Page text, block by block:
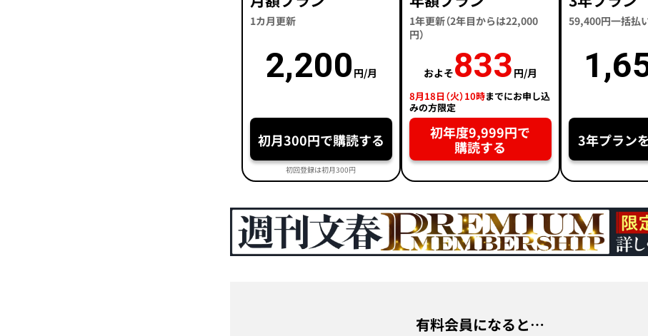
1カ月更新
2,200 円/月
初月300円で購読する
初回登録は初月300円
1年更新（2年目からは22,000
円）
およそ833 円/月
8月18日（火）10時までにお申し込
みの方限定
初年度9,999円で
購読する
59,400円一括払
3年プラン
有料会員になると…